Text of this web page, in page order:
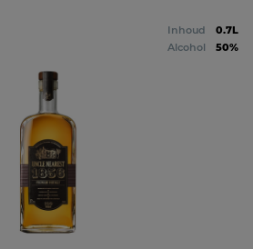
Inhoud
0.7L
Alcohol
50%